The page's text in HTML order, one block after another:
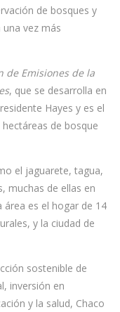
de bosques y
una vez más
de Emisiones de la
, que se desarrolla en
Hayes y es el
de bosque
el jaguarete, tagua,
muchas de ellas en
área es el hogar de 14
y la ciudad de
sostenible de
inversión en
y la salud, Chaco